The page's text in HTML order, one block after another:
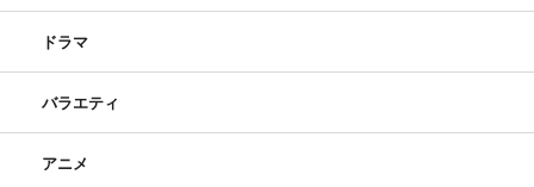
ドラマ
バラエティ
アニメ